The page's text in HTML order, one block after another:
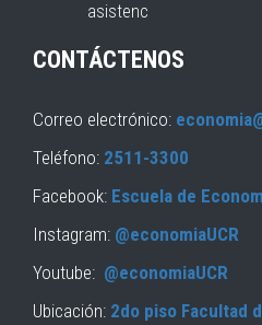
asistenc
CONTÁCTENOS
Correo electrónico:
Teléfono: 2511-3300
Facebook: Escuela de
Instagram: @economiaUCR
Youtube: @economiaUCR
Ubicación: 2do piso Facultad